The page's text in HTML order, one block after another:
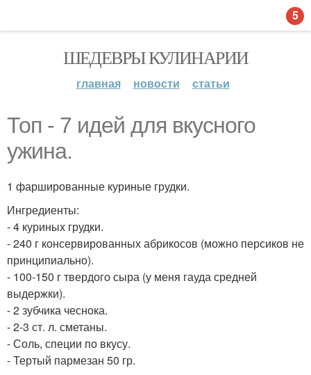
ШЕДЕВРЫ КУЛИНАРИИ
главная новости статьи
Топ - 7 идей для вкусного
ужина.
1 фаршированные куриные грудки.
Ингредиенты:
- 4 куриных грудки.
- 240 г консервированных абрикосов (можно персиков не
принципиально).
- 100-150 г твердого сыра (у меня гауда средней
выдержки).
- 2 зубчика чеснока.
- 2-3 ст. л. сметаны.
- Соль, специи по вкусу.
- Тертый пармезан 50 гр.
5